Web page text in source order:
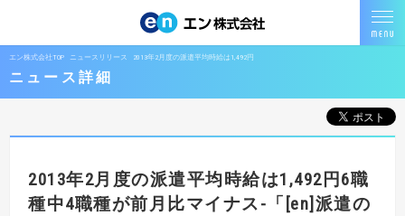
エン株式会社TOP ニュースリリース 2013年2月度の派遣平均時給は1,492円
ニュース詳細
2013年2月度の派遣平均時給は1,492円 6職
種中4職種が前月比マイナス-「[en]派遣の